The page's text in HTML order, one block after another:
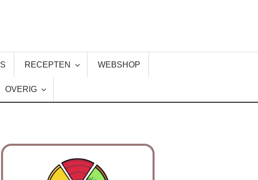
RECEPTEN WEBSHOP
OVERIG